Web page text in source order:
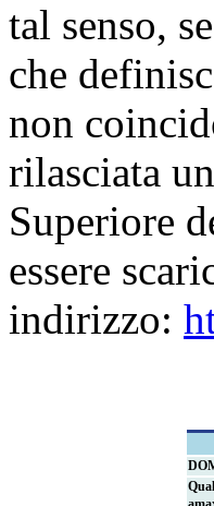
tal senso,
che
non
rilasciata
Superiore
essere
indirizzo: